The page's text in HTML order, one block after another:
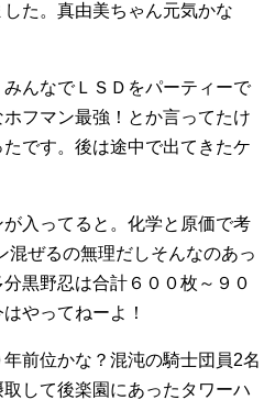
た。真由美ちゃん元気かな
んなでＬＳＤをパーティーで
フマン最強！とか言ってたけ
です。後は途中で出てきたケ
入ってると。化学と原価で考
混ぜるの無理だしそんなのあっ
黒野忍は合計６００枚～９０
やってねーよ！
前位かな？混沌の騎士団員2名
して後楽園にあったタワーハ